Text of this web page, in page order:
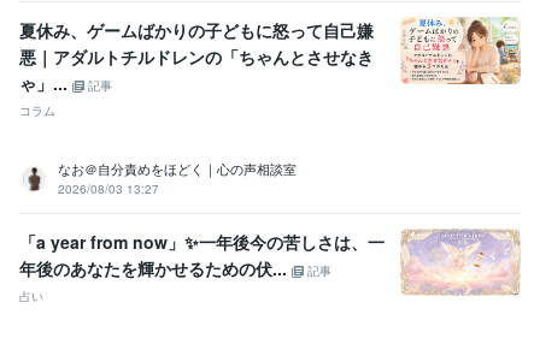
ココナラ電話相談80件達成♡ありがとうござ
います
ココナラ電話相談100件達成♡ありがとうございます ココナ
ラプラチナランク継続中♡ありがとうございます
ココナラコンテン
ツマーケット初出品♡ありがとうございます
ココナラ1年継続♡あり
がとうございます
ざいます
Canva:5年
夏休み、ゲームばかりの子どもに怒って自己嫌
悪｜アダルトチルドレンの「ちゃんとさせなき
ゃ」...
記事
コラム
なお＠自分責めをほどく｜心の声相談室
2026/08/03 13:27
「a year from now」✨一年後今の苦しさは、一
年後のあなたを輝かせるための伏...
記事
占い